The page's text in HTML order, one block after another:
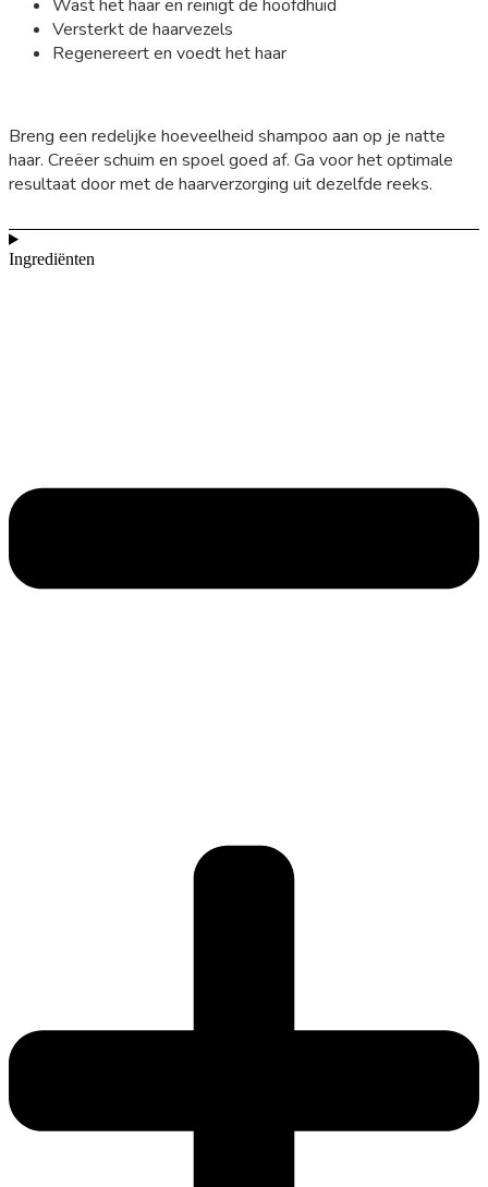
Wast het haar en reinigt de hoofdhuid
Versterkt de haarvezels
Regenereert en voedt het haar
Breng een redelijke hoeveelheid shampoo aan op je natte
haar. Creëer schuim en spoel goed af. Ga voor het optimale
resultaat door met de haarverzorging uit dezelfde reeks.
Ingrediënten